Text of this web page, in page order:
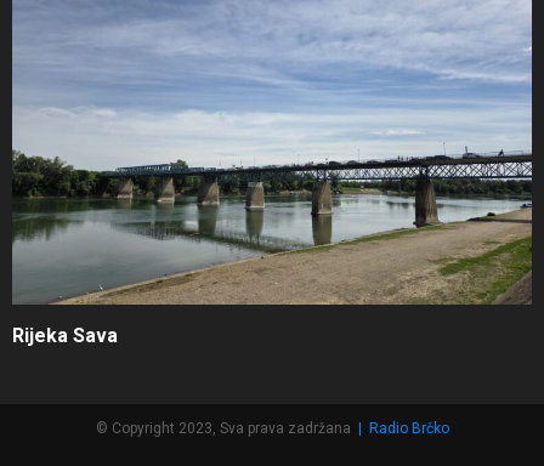
Rijeka Sava
© Copyright 2023, Sva prava zadržana Radio Brčko